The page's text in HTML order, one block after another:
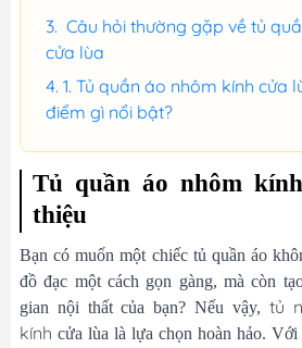
Câu hỏi thường gặp về tủ
cửa lùa
1. Tủ quần áo nhôm kính cửa
điểm gì nổi bật?
Tủ quần áo nhôm
thiệu
Bạn có muốn một chiếc tủ quần áo
đồ đạc một cách gọn gàng, mà còn
gian nội thất của bạn? Nếu vậy, tủ
kính cửa lùa là lựa chọn hoàn hảo.